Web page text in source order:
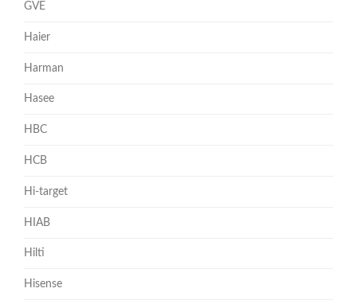
GVE
Haier
Harman
Hasee
HBC
HCB
Hi-target
HIAB
Hilti
Hisense